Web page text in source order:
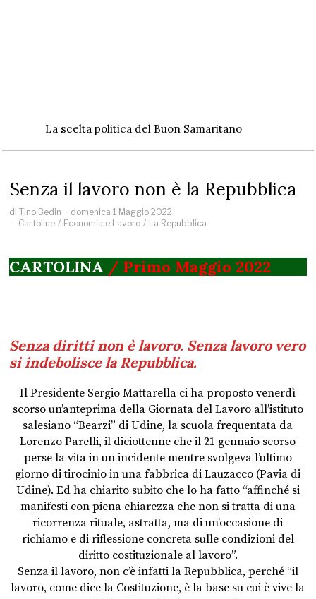
La scelta politica del Buon Samaritano
Senza il lavoro non è la Repubblica
diTino Bedin
domenica 1 Maggio 2022
Cartoline / Economia e Lavoro / La Repubblica
CARTOLINA / Primo Maggio 2022
Senza diritti non è lavoro. Senza lavoro vero
si indebolisce la Repubblica.
Il Presidente Sergio Mattarella ci ha proposto venerdì
scorso un’anteprima della Giornata del Lavoro all’istituto
salesiano “Bearzi” di Udine, la scuola frequentata da
Lorenzo Parelli, il diciottenne che il 21 gennaio scorso
perse la vita in un incidente mentre svolgeva l’ultimo
giorno di tirocinio in una fabbrica di Lauzacco (Pavia di
Udine). Ed ha chiarito subito che lo ha fatto “affinché si
manifesti con piena chiarezza che non si tratta di una
ricorrenza rituale, astratta, ma di un’occasione di
richiamo e di riflessione concreta sulle condizioni del
diritto costituzionale al lavoro”.
Senza il lavoro, non c’è infatti la Repubblica, perché “il
lavoro, come dice la Costituzione, è la base su cui è vive la